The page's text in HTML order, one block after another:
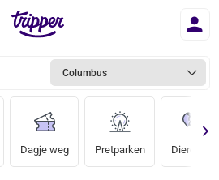
Columbus
Dagje weg Pretparken Dierentuin